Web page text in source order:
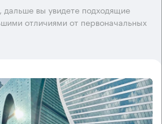
дальше вы увидете подходящие
отличиями от первоначальных